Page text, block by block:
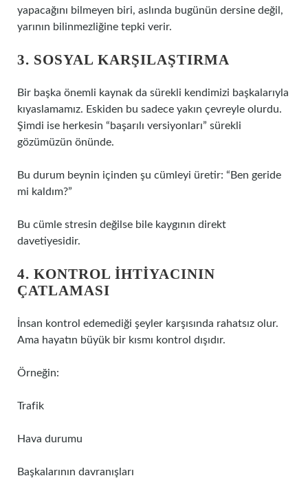
yapacağını bilmeyen biri, aslında bugünün dersine değil,
yarının bilinmezliğine tepki verir.
3. SOSYAL KARŞILAŞTIRMA
Bir başka önemli kaynak da sürekli kendimizi başkalarıyla
kıyaslamamız. Eskiden bu sadece yakın çevreyle olurdu.
Şimdi ise herkesin “başarılı versiyonları” sürekli
gözümüzün önünde.
Bu durum beynin içinden şu cümleyi üretir: “Ben geride
mi kaldım?”
Bu cümle stresin değilse bile kaygının direkt
davetiyesidir.
4. KONTROL IHTIYACININ
ÇATLAMASI
İnsan kontrol edemediği şeyler karşısında rahatsız olur.
Ama hayatın büyük bir kısmı kontrol dışıdır.
Örneğin:
Trafik
Hava durumu
Başkalarının davranışları